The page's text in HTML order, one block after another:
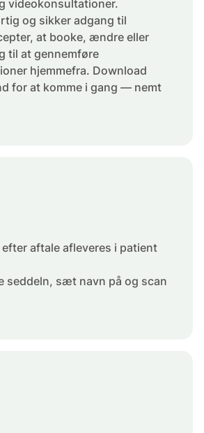
videokonsultationer.
og sikker adgang til
at booke, ændre eller
til at gennemføre
hjemmefra. Download
for at komme i gang — nemt
aftale afleveres i patient
seddeln, sæt navn på og scan